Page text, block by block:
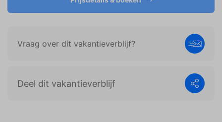
Vraag over dit vakantieverblijf?
Deel dit vakantieverblijf
weergeven die zijn afgestemd op en relevant zijn
voor de individuele gebruiker. Deze advertenties